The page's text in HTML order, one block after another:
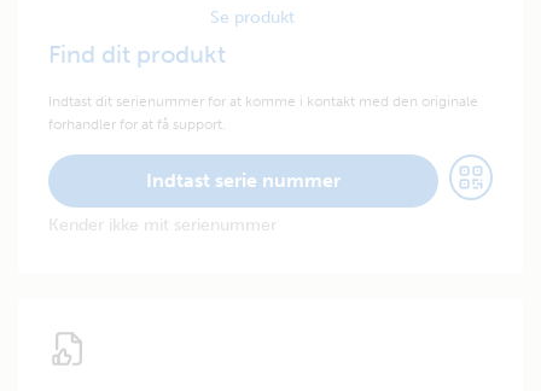
Se produkt
Find dit produkt
Indtast dit serienummer for at komme i kontakt med den originale
forhandler for at få support.
Indtast serie nummer
Kender ikke mit serienummer